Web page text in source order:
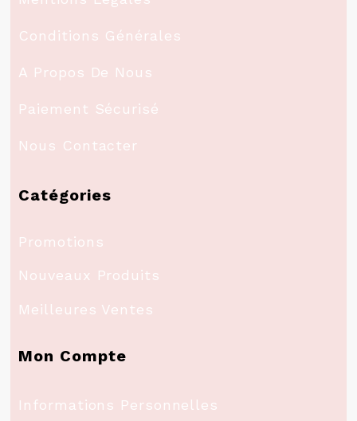
Conditions Générales
A Propos De Nous
Paiement Sécurisé
Nous Contacter
Catégories
Promotions
Nouveaux Produits
Meilleures Ventes
Mon Compte
Informations Personnelles